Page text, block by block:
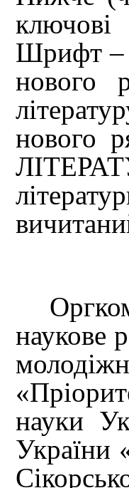
ключові
Шрифт –
нового
нового
наукове
науки
України